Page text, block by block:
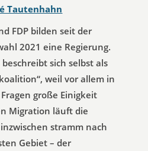
Tautenhahn
FDP bilden seit der
2021 eine Regierung.
sich selbst als
weil vor allem in
große Einigkeit
Migration läuft die
stramm nach
Gebiet – der